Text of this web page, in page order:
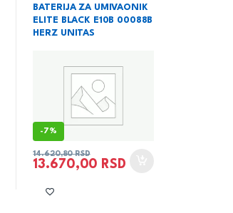
BATERIJA ZA UMIVAONIK
ELITE BLACK E10B 00088B
HERZ UNITAS
-7%
13.670,00 RSD
14.620,80RSD